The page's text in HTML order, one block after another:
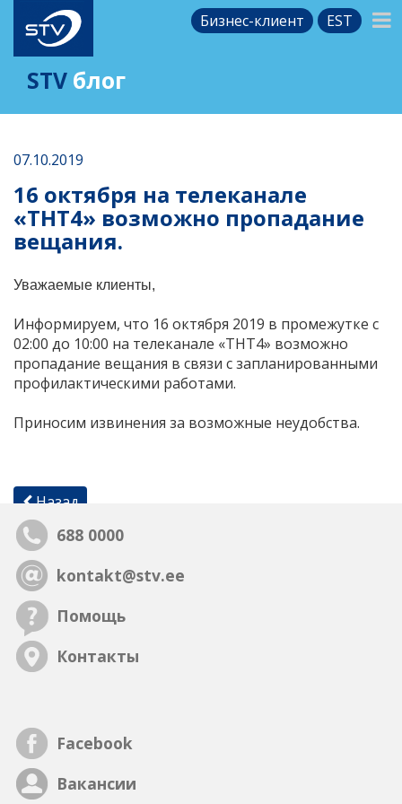
Бизнес-клиент EST
STV блог
07.10.2019
16 октября на телеканале
«ТНТ4» возможно пропадание
вещания.
Уважаемые клиенты,
Информируем, что 16 октября 2019 в промежутке с
02:00 до 10:00 на телеканале «ТНТ4» возможно
пропадание вещания в связи с запланированными
профилактическими работами.
Приносим извинения за возможные неудобства.
Назад
688 0000
kontakt@stv.ee
Помощь
Контакты
Facebook
Вакансии